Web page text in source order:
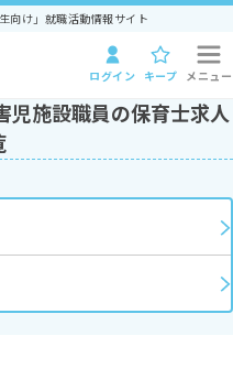
向け」就職活動情報サイト
ログイン キープ メニュー
児施設職員の保育士求人